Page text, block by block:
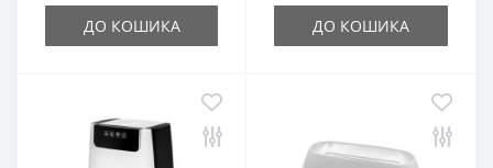
ДО КОШИКА ДО КОШИКА